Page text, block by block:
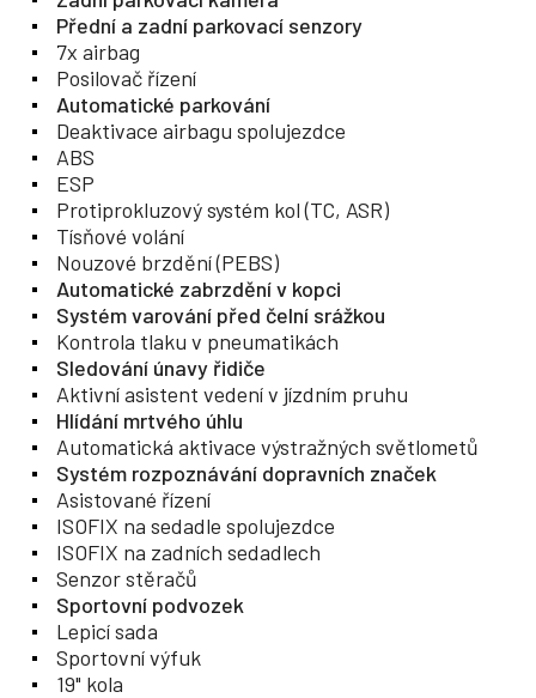
Přední a zadní parkovací senzory
7x airbag
Posilovač řízení
Automatické parkování
Deaktivace airbagu spolujezdce
ABS
ESP
Protiprokluzový systém kol (TC, ASR)
Tísňové volání
Nouzové brzdění (PEBS)
Automatické zabrzdění v kopci
Systém varování před čelní srážkou
Kontrola tlaku v pneumatikách
Sledování únavy řidiče
Aktivní asistent vedení v jízdním pruhu
Hlídání mrtvého úhlu
Automatická aktivace výstražných světlometů
Systém rozpoznávání dopravních značek
Asistované řízení
ISOFIX na sedadle spolujezdce
ISOFIX na zadních sedadlech
Senzor stěračů
Sportovní podvozek
Lepicí sada
Sportovní výfuk
19" kola